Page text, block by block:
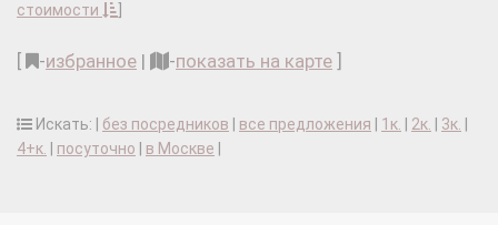
стоимости
-избранное | -показать на карте
Искать: | без посредников все предложения 1к. 2к. 3к.
4+к.
посуточно в Москве